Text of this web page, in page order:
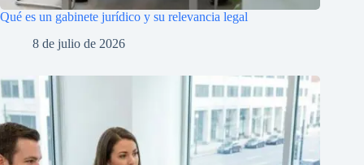
Qué es un gabinete jurídico y su relevancia legal
8 de julio de 2026